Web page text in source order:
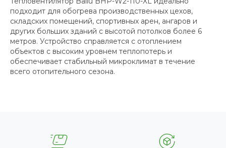
подходит для обогрева производственных цехов,
складских помещений, спортивных арен, ангаров и
других больших зданий с высотой потолков более 6
метров. Устройство справляется с отоплением
объектов с высоким уровнем теплопотерь и
обеспечивает стабильный микроклимат в течение
всего отопительного сезона.